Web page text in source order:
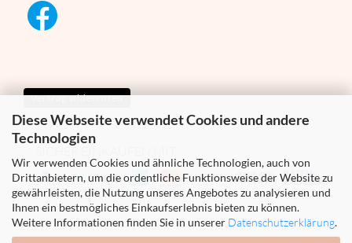
Diese Webseite verwendet Cookies und andere
Technologien
Wir verwenden Cookies und ähnliche Technologien, auch von
Drittanbietern, um die ordentliche Funktionsweise der Website zu
gewährleisten, die Nutzung unseres Angebotes zu analysieren und
Ihnen ein bestmögliches Einkaufserlebnis bieten zu können.
Weitere Informationen finden Sie in unserer Datenschutzerklärung.
Vertrag widerrufen
SICHER EINKAUFEN MIT